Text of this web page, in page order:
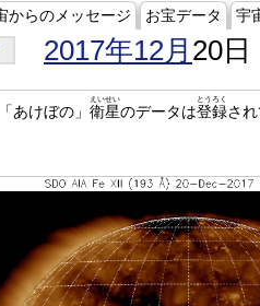
からのメッセージ お宝データ 宇
2017年12月 20日
あけぼの」 衛星
えいせい
のデータは登録
とうろく
され